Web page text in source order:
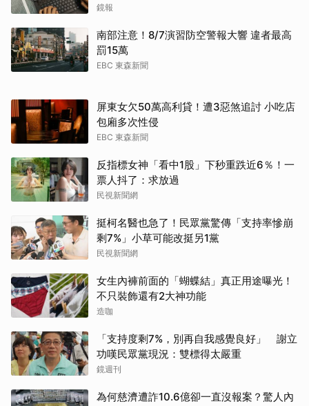
哭網
鏡報
南部注意！8/7演習防空警報大響 違者最高
罰15萬
EBC 東森新聞
屏東女欠50萬高利貸！遭3惡煞追討 小吃店
包廂多次性侵
EBC 東森新聞
反指標女神「看中1股」下秒重跌近6％！一
票人抖了：求放過
民視新聞網
挺柯名醫也急了！民眾黨驚傳「支持率慘崩
剩7%」小草可能改挺另1黨
民視新聞網
女生內褲前面的「蝴蝶結」真正用途曝光！
不只裝飾還有2大神功能
造咖
「支持度剩7%，別再自我感覺良好」 謝立
功嘆民眾黨現況：雙標得太嚴重
鏡週刊
為何慈濟遭詐10.6億卻一直沒報案？驚人內